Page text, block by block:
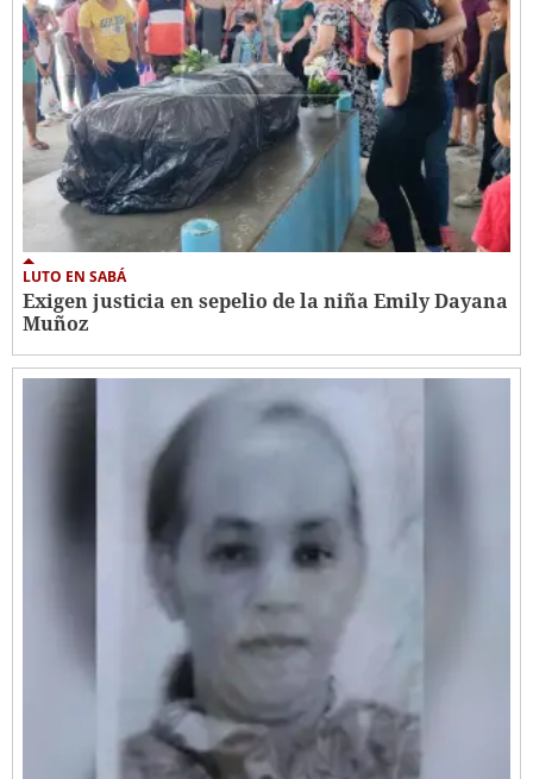
LUTO EN SABÁ
Exigen justicia en sepelio de la niña Emily Dayana
Muñoz